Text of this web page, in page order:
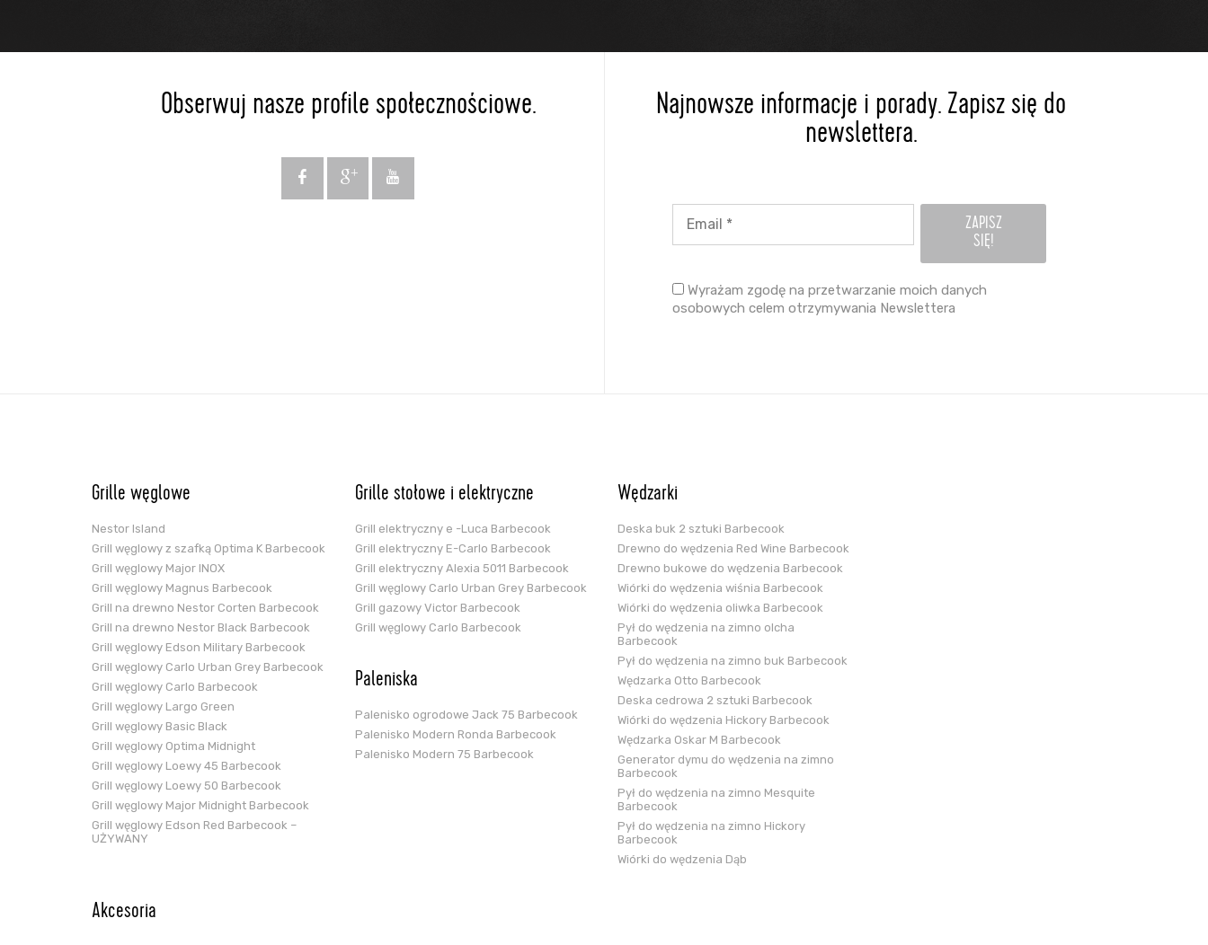
Obserwuj nasze profile społecznościowe.
Najnowsze informacje i porady. Zapisz się do
newslettera.
Wyrażam zgodę na przetwarzanie moich danych
osobowych celem otrzymywania Newslettera
Grille węglowe
Nestor Island
Grill węglowy z szafką Optima K Barbecook
Grill węglowy Major INOX
Grill węglowy Magnus Barbecook
Grill na drewno Nestor Corten Barbecook
Grill na drewno Nestor Black Barbecook
Grill węglowy Edson Military Barbecook
Grill węglowy Carlo Urban Grey Barbecook
Grill węglowy Carlo Barbecook
Grill węglowy Largo Green
Grill węglowy Basic Black
Grill węglowy Optima Midnight
Grill węglowy Loewy 45 Barbecook
Grill węglowy Loewy 50 Barbecook
Grill węglowy Major Midnight Barbecook
Grill węglowy Edson Red Barbecook –
UŻYWANY
Grille stołowe i elektryczne
Grill elektryczny e -Luca Barbecook
Grill elektryczny E-Carlo Barbecook
Grill elektryczny Alexia 5011 Barbecook
Grill węglowy Carlo Urban Grey Barbecook
Grill gazowy Victor Barbecook
Grill węglowy Carlo Barbecook
Paleniska
Palenisko ogrodowe Jack 75 Barbecook
Palenisko Modern Ronda Barbecook
Palenisko Modern 75 Barbecook
Wędzarki
Deska buk 2 sztuki Barbecook
Drewno do wędzenia Red Wine Barbecook
Drewno bukowe do wędzenia Barbecook
Wiórki do wędzenia wiśnia Barbecook
Wiórki do wędzenia oliwka Barbecook
Pył do wędzenia na zimno olcha
Barbecook
Pył do wędzenia na zimno buk Barbecook
Wędzarka Otto Barbecook
Deska cedrowa 2 sztuki Barbecook
Wiórki do wędzenia Hickory Barbecook
Wędzarka Oskar M Barbecook
Generator dymu do wędzenia na zimno
Barbecook
Pył do wędzenia na zimno Mesquite
Barbecook
Pył do wędzenia na zimno Hickory
Barbecook
Wiórki do wędzenia Dąb
Akcesoria